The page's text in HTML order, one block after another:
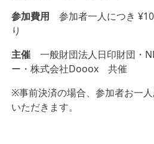
参加費用 参加者一人につき
り
主催 一般財団法人日印財団・
ー・株式会社Dooox 共催
※事前決済の場合、参加者お一
いただきます。